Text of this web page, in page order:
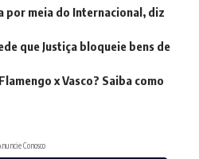
por meia do Internacional, diz
que Justiça bloqueie bens de
x Vasco? Saiba como
Conosco